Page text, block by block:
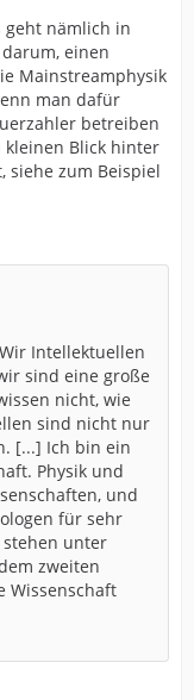
geht nämlich in
einen
Mainstreamphysik
man dafür
betreiben
kleinen Blick hinter
siehe zum Beispiel
Wir Intellektuellen
sind eine große
nicht, wie
sind nicht nur
[...] Ich bin ein
Physik und
und
für sehr
stehen unter
zweiten
Wissenschaft